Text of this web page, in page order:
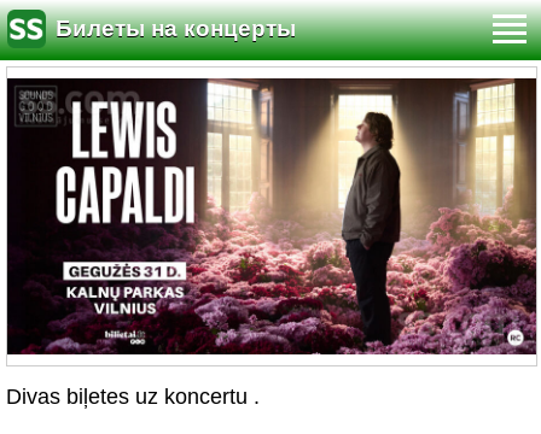
Билеты на концерты
Divas biļetes uz koncertu .